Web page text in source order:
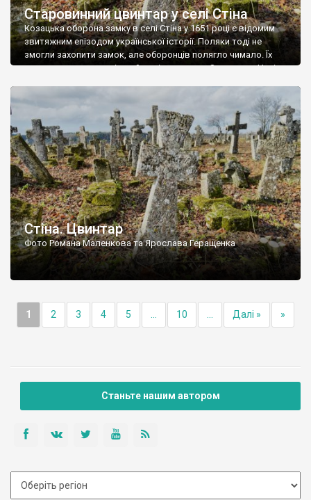
Старовинний цвинтар у селі Стіна
Козацька оборона замку в селі Стіна у 1651 році є відомим
звитяжним епізодом української історії. Поляки тоді не
змогли захопити замок, але оборонців полягло чимало. Їх
поховали на цвинтарі, який тоді називався Замковим. Нині на
ньому чимало хрестів 19 століття, є такі, де епітафії стер […]
Стіна. Цвинтар
Фото Романа Маленкова та Ярослава Геращенка
1 2 3 4 5 10 Далі » »
Станьте нашим автором